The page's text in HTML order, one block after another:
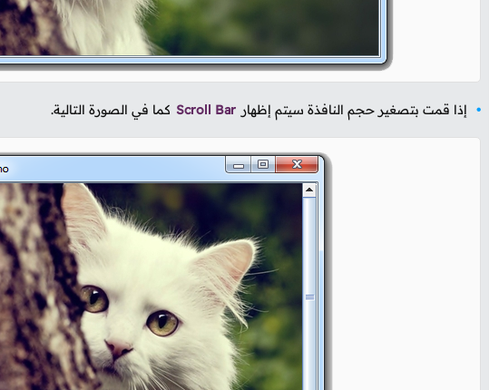
إذا قمت بتصغير حجم النافذة سيتم إظهار Scroll Bar كما في الصورة التالية.